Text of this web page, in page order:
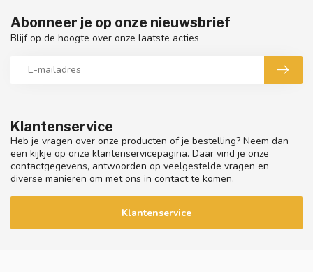
Klantenservice
Heb je vragen over onze producten of je bestelling? Neem dan
een kijkje op onze klantenservicepagina. Daar vind je onze
contactgegevens, antwoorden op veelgestelde vragen en
diverse manieren om met ons in contact te komen.
Klantenservice
Abonneer je op onze nieuwsbrief
Blijf op de hoogte over onze laatste acties